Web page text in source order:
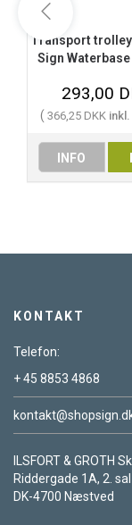
Transport
Sign
293,00
( 366,25 DKK
INFO
KONTAKT
Telefon:
+ 45 8853 4868
ILSFORT & GROTH
Riddergade 1A, 2. sal
DK-4700 Næstved